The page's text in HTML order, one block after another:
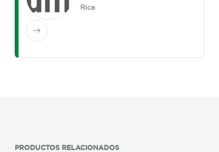
Rica
PRODUCTOS RELACIONADOS